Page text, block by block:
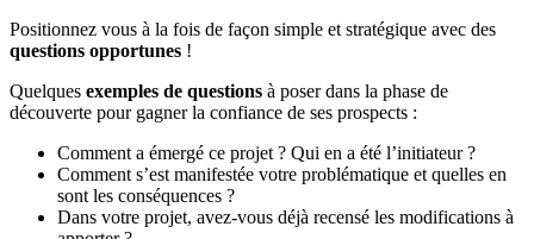
Positionnez vous à la fois de façon simple et stratégique avec des
questions opportunes !
Quelques exemples de questions à poser dans la phase de
découverte pour gagner la confiance de ses prospects :
Comment a émergé ce projet ? Qui en a été l’initiateur ?
Comment s’est manifestée votre problématique et quelles en
sont les conséquences ?
Dans votre projet, avez-vous déjà recensé les modifications à